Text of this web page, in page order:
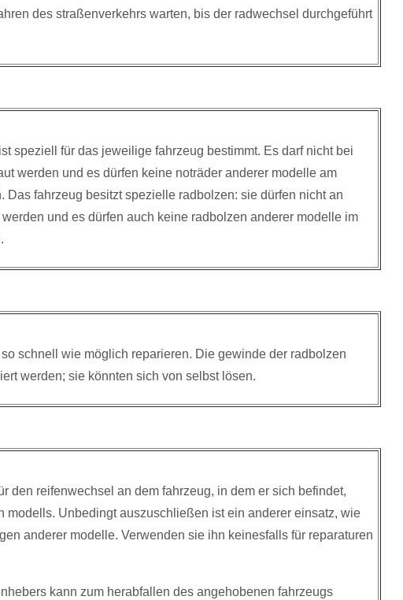
des straßenverkehrs warten, bis der radwechsel durchgeführt
speziell für das jeweilige fahrzeug bestimmt. Es darf nicht bei
werden und es dürfen keine noträder anderer modelle am
Das fahrzeug besitzt spezielle radbolzen: sie dürfen nicht an
und es dürfen auch keine radbolzen anderer modelle im
schnell wie möglich reparieren. Die gewinde der radbolzen
werden; sie könnten sich von selbst lösen.
den reifenwechsel an dem fahrzeug, in dem er sich befindet,
modells. Unbedingt auszuschließen ist ein anderer einsatz, wie
anderer modelle. Verwenden sie ihn keinesfalls für reparaturen
kann zum herabfallen des angehobenen fahrzeugs